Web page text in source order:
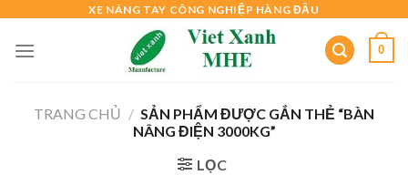
content
XE NÂNG TAY CÔNG NGHIỆP HÀNG ĐẦU
0
TRANG CHỦ / SẢN PHẨM ĐƯỢC GẮN THẺ “BÀN
NÂNG ĐIỆN 3000KG”
LỌC